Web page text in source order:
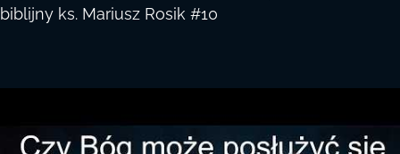
biblijny ks. Mariusz Rosik #10